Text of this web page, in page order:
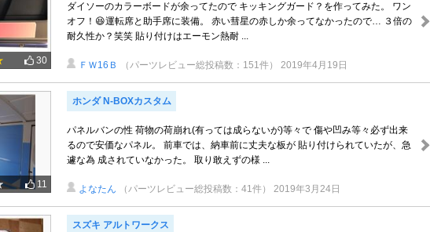
30
ダイソーのカラーボードが余ってたので キッキングガード？を作ってみた。 ワン
オフ！😆運転席と助手席に装備。 赤い彗星の赤しか余ってなかったので… ３倍の
耐久性か？笑笑 貼り付けはエーモン熱耐 ...
ＦＷ16Ｂ （パーツレビュー総投稿数：151件） 2019年4月19日
11
ホンダ N-BOXカスタム
パネルバンの性 荷物の荷崩れ(有っては成らないが)等々で 傷や凹み等々必ず出来
るので安価なパネル。 前車では、納車前に丈夫な板が 貼り付けられていたが、急
遽な為 成されていなかった。 取り敢えずの様 ...
よなたん （パーツレビュー総投稿数：41件） 2019年3月24日
スズキ アルトワークス